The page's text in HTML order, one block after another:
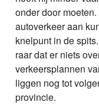
onder door
autoverkeer aan
knelpunt in de
raar dat er niets
verkeersplannen
liggen nog tot
provincie.